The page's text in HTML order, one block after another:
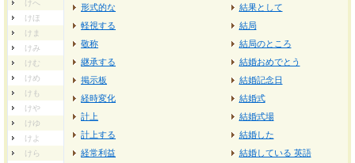
けへ
けほ
けま
けみ
けむ
けめ
けも
けや
けゆ
けよ
けら
形式的な
軽視する
敬称
継承する
掲示板
経時変化
計上
計上する
経常利益
結果として
結局
結局のところ
結婚おめでとう
結婚記念日
結婚式
結婚式場
結婚した
結婚している 英語